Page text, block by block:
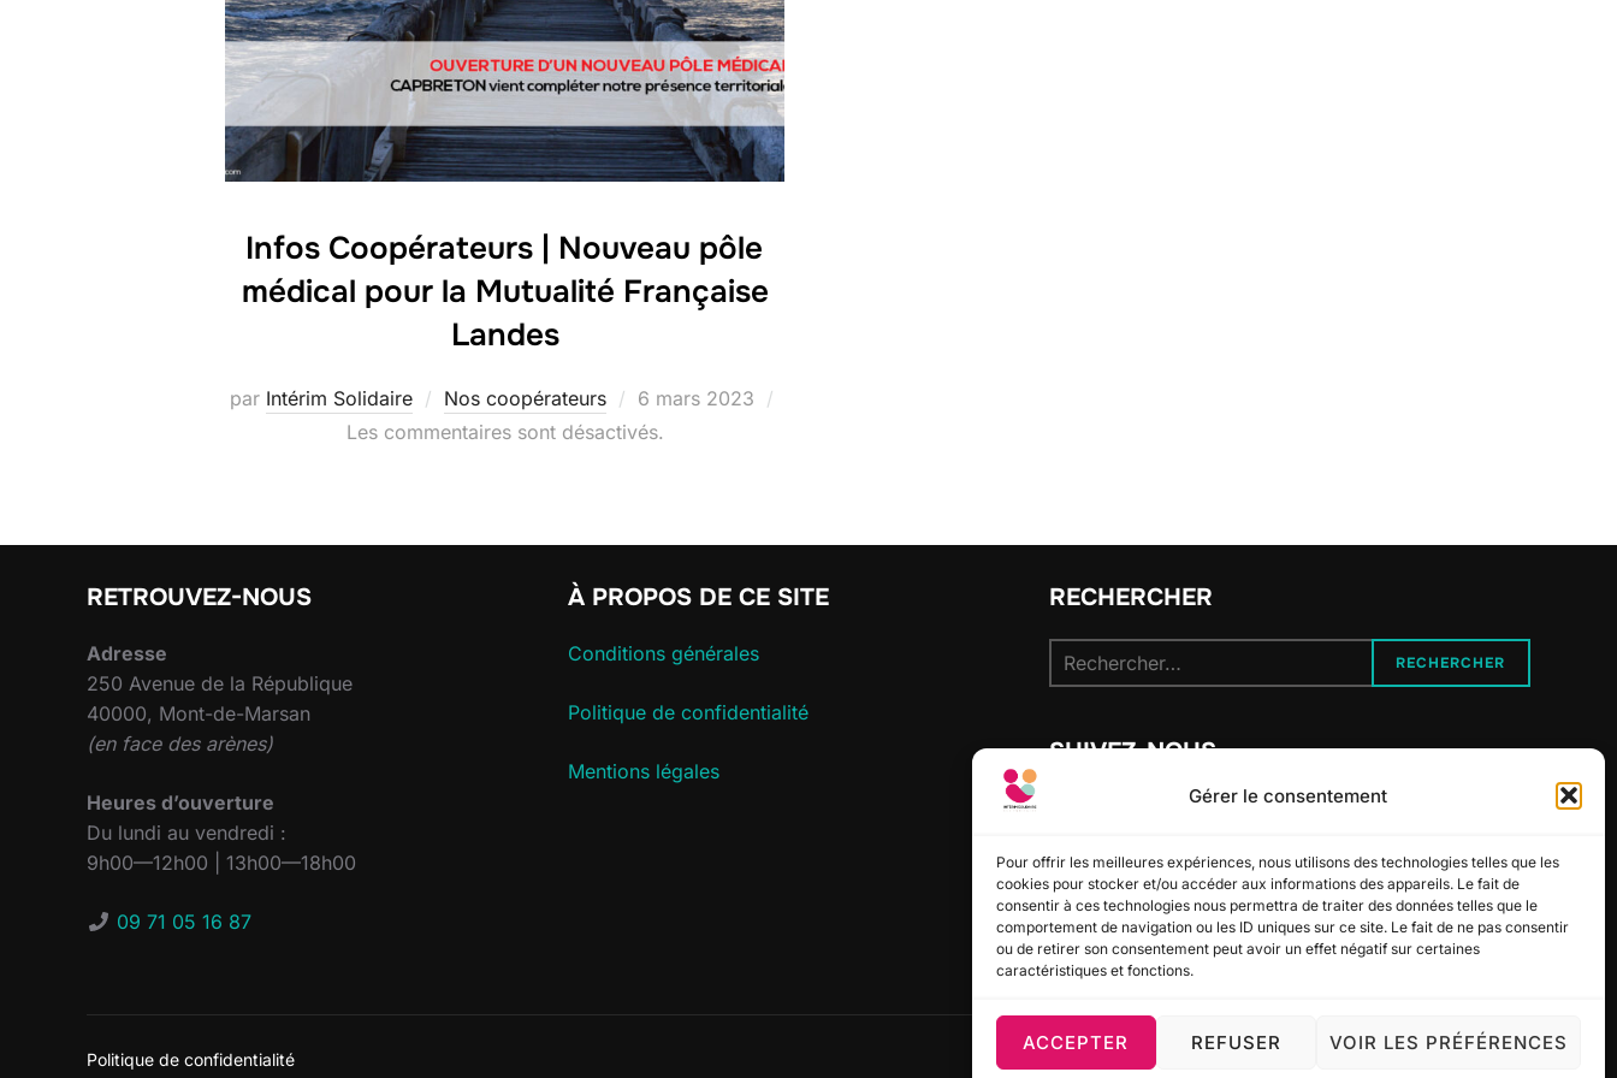
Gérer le consentement
Pour offrir les meilleures expériences, nous utilisons des technologies telles que les
cookies pour stocker et/ou accéder aux informations des appareils. Le fait de
consentir à ces technologies nous permettra de traiter des données telles que le
comportement de navigation ou les ID uniques sur ce site. Le fait de ne pas consentir
ou de retirer son consentement peut avoir un effet négatif sur certaines
caractéristiques et fonctions.
ACCEPTER REFUSER VOIR LES PRÉFÉRENCES
Infos Coopérateurs | Nouveau pôle
médical pour la Mutualité Française
Landes
par Intérim Solidaire Nos coopérateurs
Publié
le
6 mars 2023
Les commentaires sont désactivés.
RETROUVEZ-NOUS
Adresse
250 Avenue de la République
40000, Mont-de-Marsan
(en face des arènes)
Heures d’ouverture
Du lundi au vendredi :
9h00—12h00 | 13h00—18h00
09 71 05 16 87
À PROPOS DE CE SITE
Conditions générales
Politique de confidentialité
Mentions légales
RECHERCHER
Recherche
pour :
RECHERCHER
SUIVEZ-NOUS
Politique de confidentialité